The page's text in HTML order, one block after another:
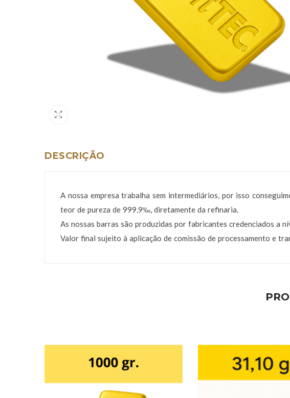
DESCRIÇÃO
A nossa empresa trabalha sem intermediários, por isso
teor de pureza de 999,9‰, diretamente da refinaria.
As nossas barras são produzidas por fabricantes credenciados a
Valor final sujeito à aplicação de comissão de processamento e